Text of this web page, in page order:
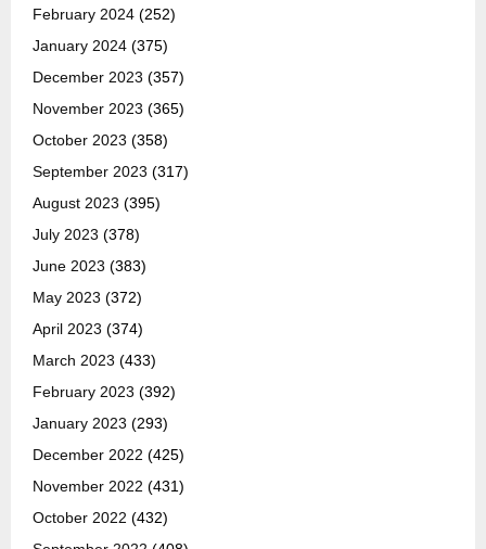
February 2024 (252)
January 2024 (375)
December 2023 (357)
November 2023 (365)
October 2023 (358)
September 2023 (317)
August 2023 (395)
July 2023 (378)
June 2023 (383)
May 2023 (372)
April 2023 (374)
March 2023 (433)
February 2023 (392)
January 2023 (293)
December 2022 (425)
November 2022 (431)
October 2022 (432)